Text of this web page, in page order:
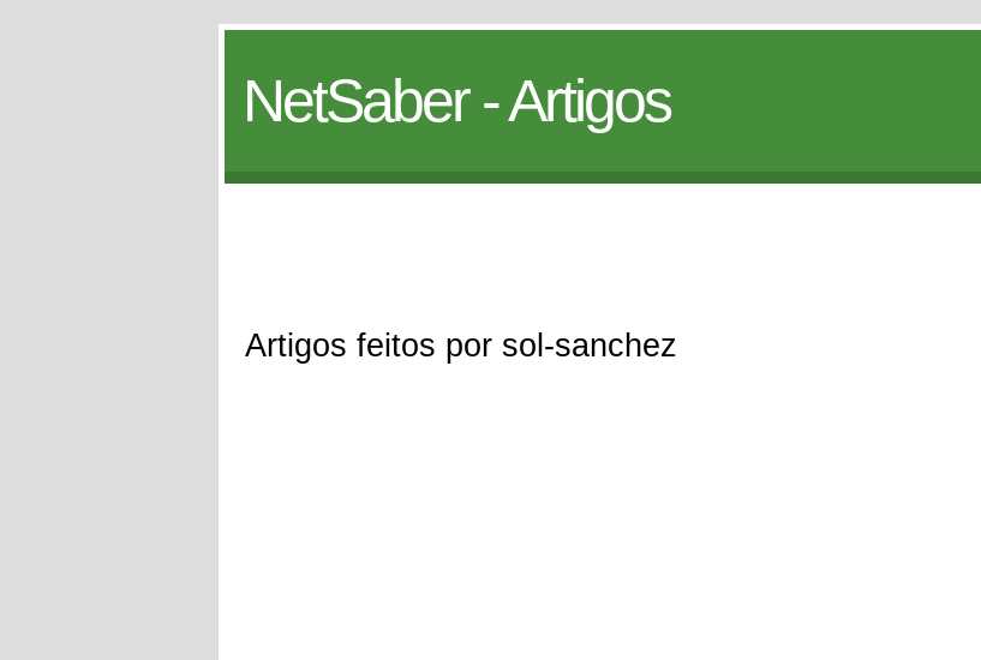
NetSaber - Artigos
Artigos feitos por sol-sanchez